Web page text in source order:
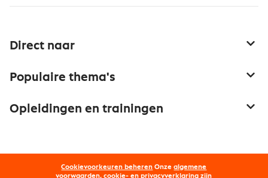
Direct naar
Netwerk en communities
Word lid van Nevi
Populaire thema's
Onderhandelen
Opleidingen en trainingen
Opleidingen
Maatwerk
Cookievoorkeuren beheren Onzealgemene
voorwaarden, cookie- en privacyverklaring zijn